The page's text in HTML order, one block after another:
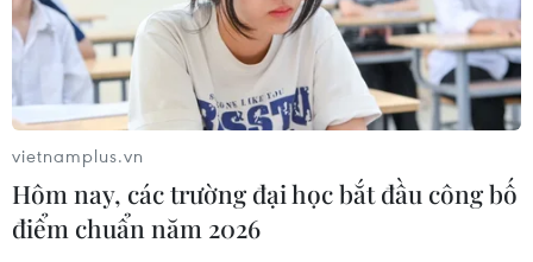
vietnamplus.vn
Hôm nay, các trường đại học bắt đầu công bố
điểm chuẩn năm 2026